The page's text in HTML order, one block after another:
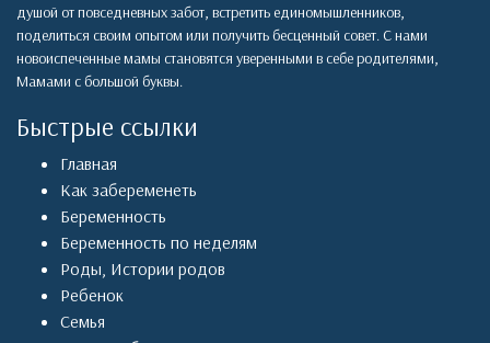
душой от повседневных забот, встретить единомышленников,
поделиться своим опытом или получить бесценный совет. С нами
новоиспеченные мамы становятся уверенными в себе родителями,
Мамами с большой буквы.
Быстрые ссылки
Главная
Как забеременеть
Беременность
Беременность по неделям
Роды Истории родов
Ребенок
Семья